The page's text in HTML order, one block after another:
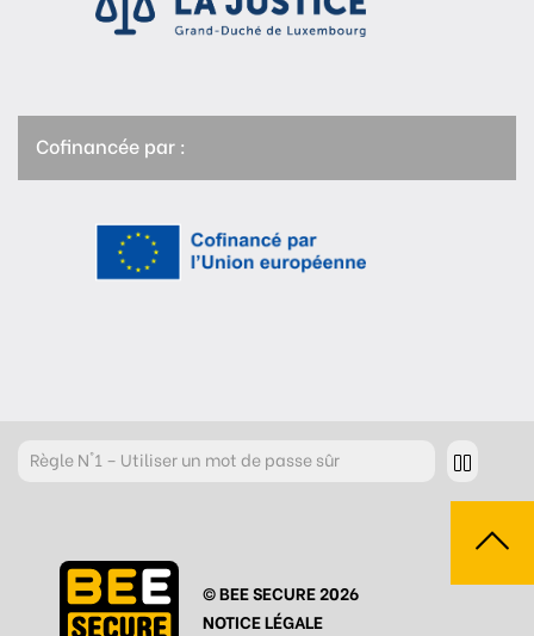
Cofinancée par :
RègleN°1 – Utiliser un mot de passe sûr
RègleN°3 – Réfléchir à ce que l’on publie
RègleN°4 – Respecter les autres© BEE SECURE 2026
NOTICE LÉGALE